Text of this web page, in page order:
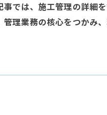
では、施工管理の詳細
理業務の核心をつかみ